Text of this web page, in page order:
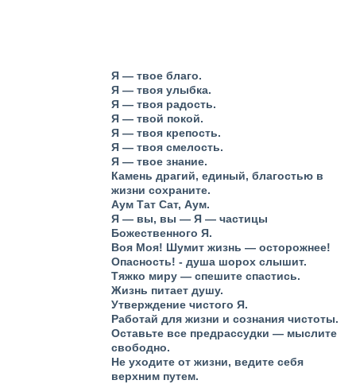
Я — твое благо.
Я — твоя улыбка.
Я — твоя радость.
Я — твой покой.
Я — твоя крепость.
Я — твоя смелость.
Я — твое знание.
Камень драгий, единый, благостью в
жизни сохраните.
Аум Тат Сат, Аум.
Я — вы, вы — Я — частицы
Божественного Я.
Воя Моя! Шумит жизнь — осторожнее!
Опасность! - душа шорох слышит.
Тяжко миру — спешите спастись.
Жизнь питает душу.
Утверждение чистого Я.
Работай для жизни и сознания чистоты.
Оставьте все предрассудки — мыслите
свободно.
Не уходите от жизни, ведите себя
верхним путем.